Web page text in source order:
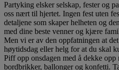
Partyking elsker selskap, fester og
oss nært til hjertet. Ingen fest uten
detaljene som skaper helheten og
med dine beste venner og kjære
Men vi er av den oppfatningen at
høytidsdag eller helg for at du skal
Piff opp onsdagen med å dekke opp
bordbrikker, ballonger og konfetti.